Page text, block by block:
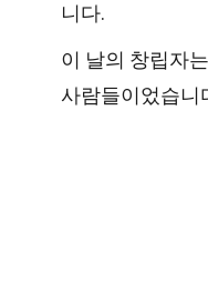
니다.
이 날의 창립자
사람들이었습니